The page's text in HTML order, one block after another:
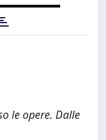
le opere. Dalle